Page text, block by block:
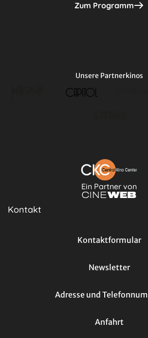
Zum Programm
Unsere Partnerkinos
Ein Partner von
Kontakt
Kontaktformular
Newsletter
Adresse und
Anfahrt